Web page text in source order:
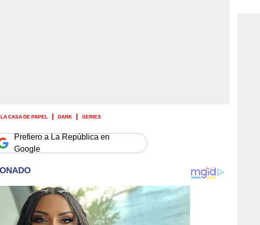
LA CASA DE PAPEL DARK SERIES
Prefiero a La República en
Google